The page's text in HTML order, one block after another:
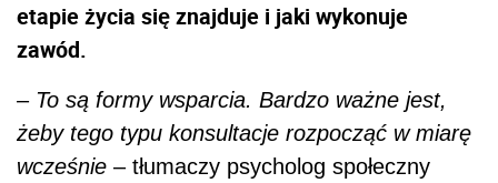
etapie życia się znajduje i jaki wykonuje
zawód.
– To są formy wsparcia. Bardzo ważne jest,
żeby tego typu konsultacje rozpocząć w miarę
wcześnie – tłumaczy psycholog społeczny